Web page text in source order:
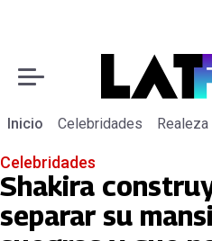
Inicio Celebridades Realeza
Celebridades
Shakira
separar su